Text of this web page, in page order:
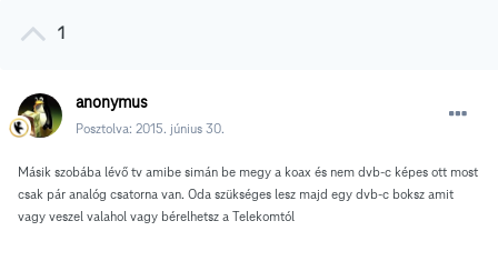
1
anonymus
Posztolva: 2015. június 30.
Másik szobába lévő tv amibe simán be megy a koax és nem dvb-c képes ott most
csak pár analóg csatorna van. Oda szükséges lesz majd egy dvb-c boksz amit
vagy veszel valahol vagy bérelhetsz a Telekomtól